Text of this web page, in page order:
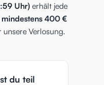
Uhr) erhält jede
mindestens 400 €
unsere Verlosung.
du teil